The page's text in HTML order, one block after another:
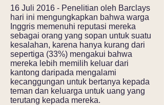
16 Juli 2016 - Penelitian oleh Barclays
hari ini mengungkapkan bahwa warga
Inggris memenuhi reputasi mereka
sebagai orang yang sopan untuk suatu
kesalahan, karena hanya kurang dari
sepertiga (33%) mengakui bahwa
mereka lebih memilih keluar dari
kantong daripada mengalami
kecanggungan untuk bertanya kepada
teman dan keluarga untuk uang yang
terutang kepada mereka.